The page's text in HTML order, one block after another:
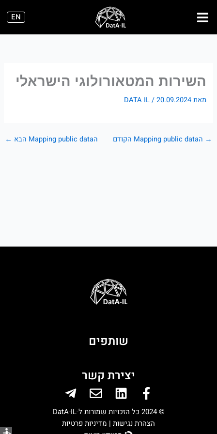
לתוכן
EN
השירות המטאורולוגי הישראלי
מאת DATA IL/20.09.2024
→ הMapping public data הקודם הMapping public data הבא ←
שותפים
יצירת קשר
Facebook-
f
Linkedin
Envelope
Telegram-
plane
© 2024 כל הזכויות שמורות ל-DatA-IL
הצהרת נגישות | מדיניות פרטיות